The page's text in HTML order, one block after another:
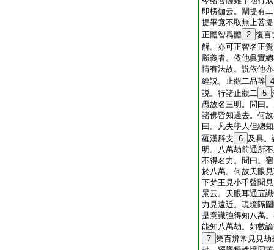
即楞伽云。闡提有
提畢竟不取無上菩
正體智爲體 2 復言
解。亦可正智名正
勝義者。依他眞實
情有法故。説依他
經説。止觀二品等 4
説。行諸止觀二 5
愚故名三明。問曰
諸佛皆知過去。何
曰。凡夫學人但總
羅漢辟支 6 及具。
明。八萬劫前通所
不得名力。問曰。
於八萬。何故天眼
下梵王見小千聲聞
景云。天眼耳通五
力見遠近。現境隔
是意識強得知八萬
能知八萬劫。如數
7 第百辨常見見